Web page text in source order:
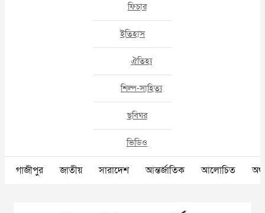
ফিচার
ইতিহাস
ঐতিহ্য
শিল্প-সাহিত্য
ছবিঘর
ভিডিও
গাজীপুর জাতীয় সারাদেশ আন্তর্জাতিক আলোচিত